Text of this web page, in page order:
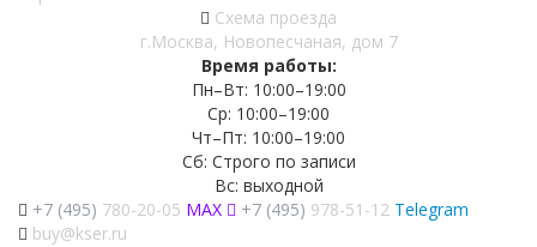
Схема проезда
г.Москва, Новопесчаная, дом 7
Время работы:
Пн–Вт: 10:00–19:00
Ср: 10:00–19:00
Чт–Пт: 10:00–19:00
Сб: Строго по записи
Вс: выходной
+7 (495) 780-20-05 MAX +7 (495) 978-51-12 Telegram
buy@kser.ru